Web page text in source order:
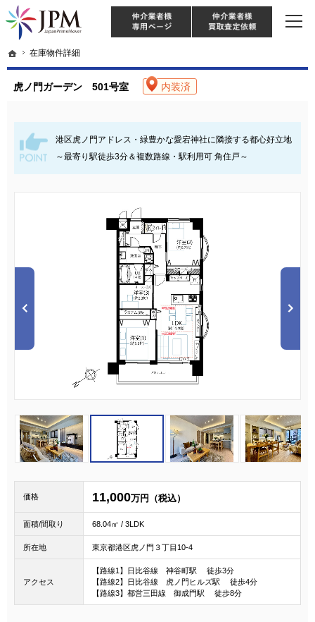
ホーム
在庫物件詳細
東京・神奈川・埼玉・千葉のリノベーション住宅や中古マンションを手がける会
【物件買取強化中！】リノベーション住宅・不動産・中古マンションならJPM
虎ノ門ガーデン 501号室 内装済
港区虎ノ門アドレス・緑豊かな愛宕神社に隣接する都心好立地
～最寄り駅徒歩3分＆複数路線・駅利用可 角住戸～
1 2 3
価格 11,000万円（税込）
面積/間取り 68.04㎡ / 3LDK
所在地 東京都港区虎ノ門３丁目10-4
アクセス
【路線1】日比谷線 神谷町駅 徒歩3分
【路線2】日比谷線 虎ノ門ヒルズ駅 徒歩4分
【路線3】都営三田線 御成門駅 徒歩8分
ホーム
在庫物件詳細